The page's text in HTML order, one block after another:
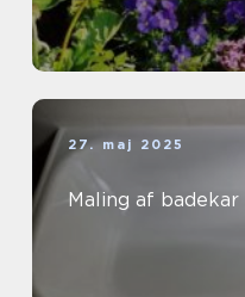
27. maj 2025
Maling af badekar